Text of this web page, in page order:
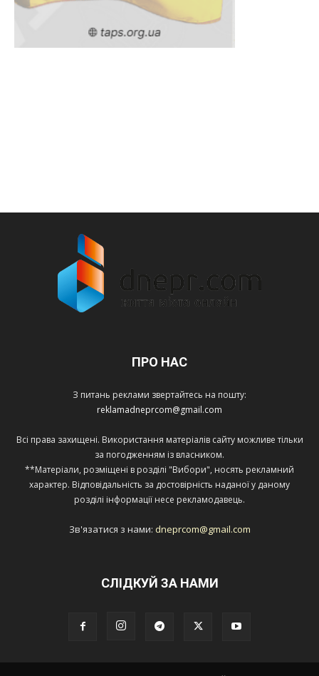
ПРО НАС
З питань реклами звертайтесь на пошту:
reklamadneprcom@gmail.com
Всі права захищені. Використання матеріалів сайту можливе тільки
за погодженням із власником.
**Матеріали, розміщені в розділі "Вибори", носять рекламний
характер. Відповідальність за достовірність наданої у даному
розділі інформації несе рекламодавець.
Зв'язатися з нами: dneprcom@gmail.com
СЛІДКУЙ ЗА НАМИ